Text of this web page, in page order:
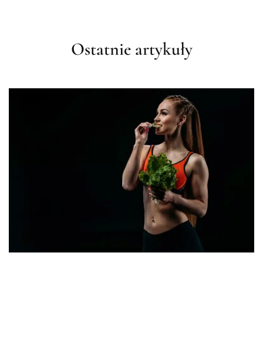
Ostatnie artykuły